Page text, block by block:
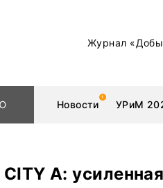
Журнал
Новости УРиМ
A: